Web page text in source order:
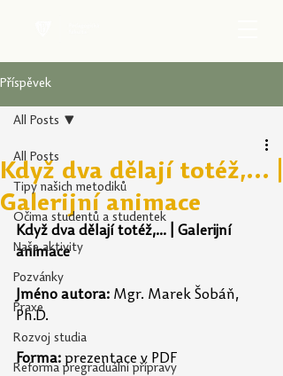
Příspěvek
All Posts
Tipy našich metodiků
Očima studentů a studentek
Naše aktivity
Pozvánky
Praxe
Rozvoj studia
Reforma pregraduální přípravy
All Posts
Když dva dělají totéž,... |
Galerijní animace
Když dva dělají totéž,... | Galerijní
animace
Jméno autora: Mgr. Marek Šobáň,
Ph.D.
Forma: prezentace v PDF